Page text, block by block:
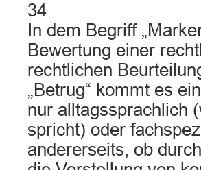
34
In dem Begriff
Bewertung einer
rechtlichen
„Betrug“ kommt es
nur alltagssprachlich
spricht) oder
andererseits, ob